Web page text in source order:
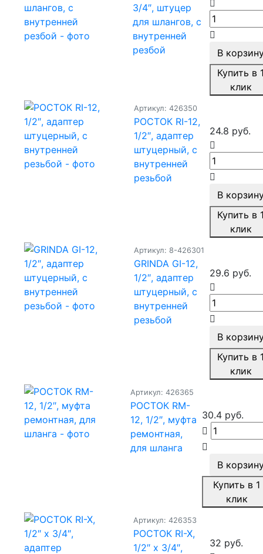
3/4″, штуцер
для шлангов, с
внутренней
резбой
В
Купить в
клик
Артикул: 426350
РОСТОК RI-12,
1/2″, адаптер
штуцерный, с
внутренней
резьбой
24.8 руб.
В
Купить в
клик
Артикул: 8-426301
GRINDA GI-12,
1/2″, адаптер
штуцерный, с
внутренней
резьбой
29.6 руб.
В
Купить в
клик
Артикул: 426365
РОСТОК RM-
12, 1/2″, муфта
ремонтная,
для шланга
30.4 руб.
В
Купить в 1
клик
Артикул: 426353
РОСТОК RI-X,
1/2″ x 3/4″,
32 руб.